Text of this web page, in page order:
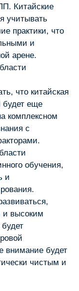
Китайские
учитывать
практики, что
и
арене.
что китайская
будет еще
комплексном
с
обучения,
и
и высоким
внимание будет
чистым и